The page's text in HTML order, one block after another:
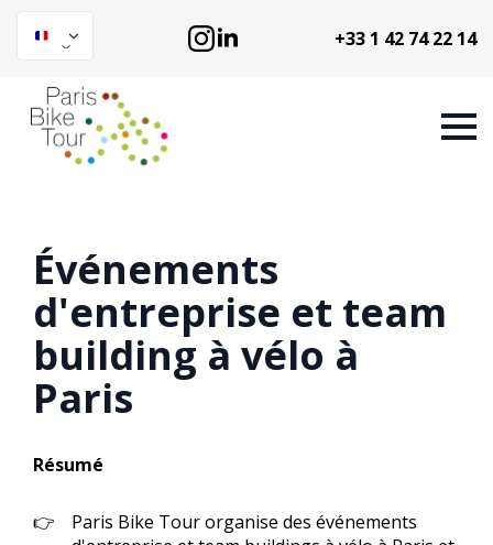
+33 1 42 74 22 14
Événements
d'entreprise et team
building à vélo à
Paris
Résumé
Paris Bike Tour organise des événements